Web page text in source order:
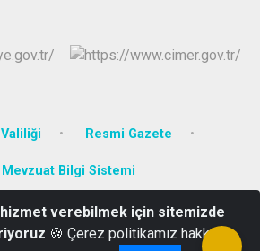
Resmi Gazete
Mevzuat Bilgi Sistemi
Sokak No. 40 , 41700 Darıca/Kocaeli
0(262)745 16 21-24
verebilmek için sitemizde
🍪 Çerez politikamız hakkında